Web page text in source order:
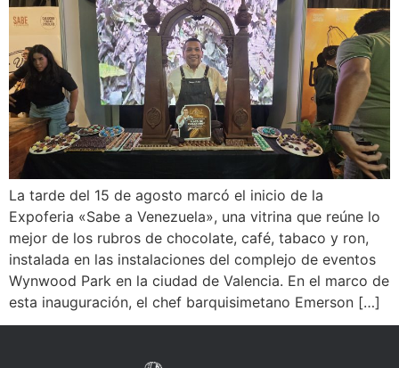
La tarde del 15 de agosto marcó el inicio de la
Expoferia «Sabe a Venezuela», una vitrina que reúne lo
mejor de los rubros de chocolate, café, tabaco y ron,
instalada en las instalaciones del complejo de eventos
Wynwood Park en la ciudad de Valencia. En el marco de
esta inauguración, el chef barquisimetano Emerson […]